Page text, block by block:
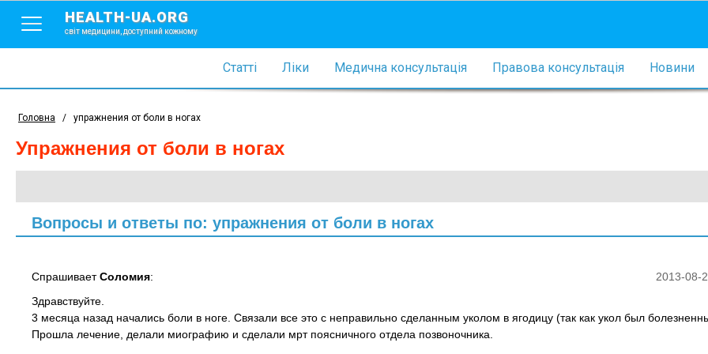
HEALTH-UA.ORG
світ медицини, доступний кожному
Статті Ліки Медична консультація Правова консультація Новини
Головна / упражнения от боли в ногах
упражнения от боли в ногах
Вопросы и ответы по: упражнения от боли в ногах
2013-08-
СпрашиваетСоломия:
Здравствуйте.
3 месяца назад начались боли в ноге. Связали все это с неправильно сделанным уколом в ягодицу (так как укол был
Прошла лечение, делали миографию и сделали мрт поясничного отдела позвоночника.